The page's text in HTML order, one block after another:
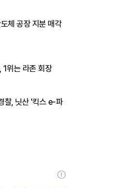
체 공장 지분 매각
위는 라존 회장
찰, 닛산 '킥스 e-파